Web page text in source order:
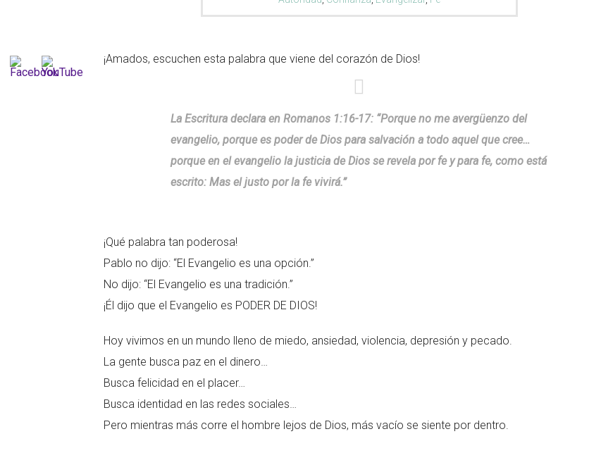
¡Amados, escuchen esta palabra que viene del corazón de Dios!
La Escritura declara en Romanos 1:16-17: “Porque no me avergüenzo del
evangelio, porque es poder de Dios para salvación a todo aquel que cree…
porque en el evangelio la justicia de Dios se revela por fe y para fe, como está
escrito: Mas el justo por la fe vivirá.”
¡Qué palabra tan poderosa!
Pablo no dijo: “El Evangelio es una opción.”
No dijo: “El Evangelio es una tradición.”
¡Él dijo que el Evangelio es PODER DE DIOS!
Hoy vivimos en un mundo lleno de miedo, ansiedad, violencia, depresión y pecado.
La gente busca paz en el dinero…
Busca felicidad en el placer…
Busca identidad en las redes sociales…
Pero mientras más corre el hombre lejos de Dios, más vacío se siente por dentro.